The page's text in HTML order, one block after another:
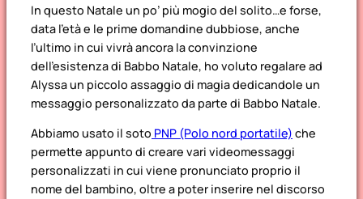
In questo Natale un po’ più mogio del solito…e forse,
data l’età e le prime domandine dubbiose, anche
l’ultimo in cui vivrà ancora la convinzione
dell’esistenza di Babbo Natale, ho voluto regalare ad
Alyssa un piccolo assaggio di magia dedicandole un
messaggio personalizzato da parte di Babbo Natale.
Abbiamo usato il soto PNP (Polo nord portatile) che
permette appunto di creare vari videomessaggi
personalizzati in cui viene pronunciato proprio il
nome del bambino, oltre a poter inserire nel discorso